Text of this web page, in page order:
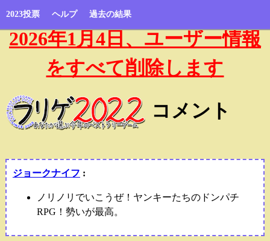
2023投票 ヘルプ 過去の結果
2026年1月4日、ユーザー情報
をすべて削除します
コメント
ジョークナイフ :
ノリノリでいこうぜ！ヤンキーたちのドンパチ
RPG！勢いが最高。